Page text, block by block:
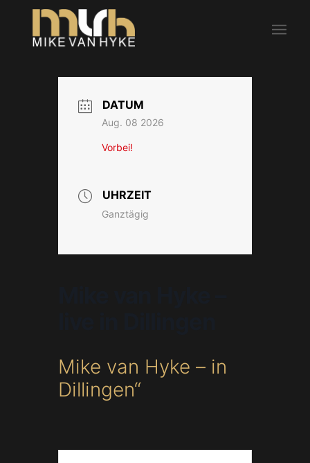
DATUM
Aug. 08 2026
Vorbei!
UHRZEIT
Ganztägig
Mike van Hyke – in
Dillingen“